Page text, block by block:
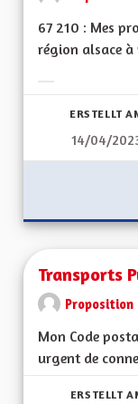
67 210 : Mes
région alsace à
ERSTELLT
14/04/
Transports
Proposition
Mon Code
urgent de
ERSTELLT